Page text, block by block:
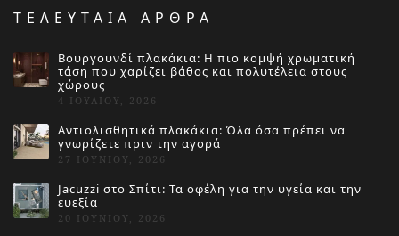
ΤΕΛΕΥΤΑΙΑ ΑΡΘΡΑ
Βουργουνδί πλακάκια: Η πιο κομψή χρωματική
τάση που χαρίζει βάθος και πολυτέλεια στους
χώρους
4 ΙΟΥΛΊΟΥ, 2026
Αντιολισθητικά πλακάκια: Όλα όσα πρέπει να
γνωρίζετε πριν την αγορά
27 ΙΟΥΝΊΟΥ, 2026
Jacuzzi στο Σπίτι: Τα οφέλη για την υγεία και την
ευεξία
20 ΙΟΥΝΊΟΥ, 2026